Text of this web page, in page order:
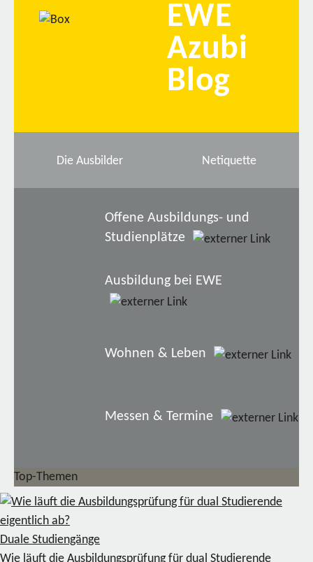
EWE
Azubi
Blog
Die Ausbilder Netiquette
Offene Ausbildungs- und
Studienplätze
Ausbildung bei EWE
Wohnen & Leben
Messen & Termine
Top-Themen
Duale Studiengänge
Wie läuft die Ausbildungsprüfung für dual Studierende